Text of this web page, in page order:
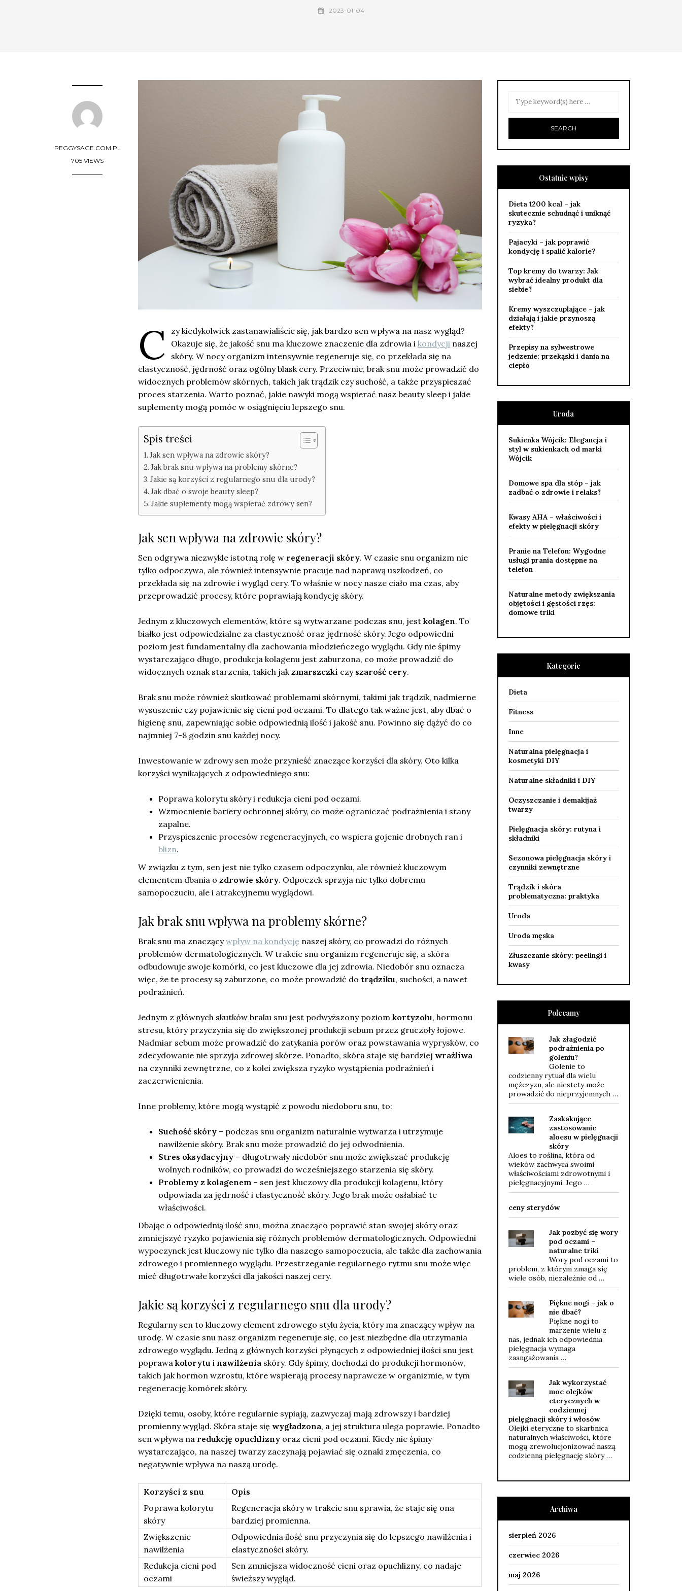
2023-01-04
PEGGYSAGE.COM.PL
705 VIEWS
C
zy kiedykolwiek zastanawialiście się, jak bardzo sen wpływa na nasz wygląd?
Okazuje się, że jakość snu ma kluczowe znaczenie dla zdrowia i kondycji naszej
skóry. W nocy organizm intensywnie regeneruje się, co przekłada się na
elastyczność, jędrność oraz ogólny blask cery. Przeciwnie, brak snu może prowadzić do
widocznych problemów skórnych, takich jak trądzik czy suchość, a także przyspieszać
proces starzenia. Warto poznać, jakie nawyki mogą wspierać nasz beauty sleep i jakie
suplementy mogą pomóc w osiągnięciu lepszego snu.
Spis treści
Jak sen wpływa na zdrowie skóry?
Jak brak snu wpływa na problemy skórne?
Jakie są korzyści z regularnego snu dla urody?
Jak dbać o swoje beauty sleep?
Jakie suplementy mogą wspierać zdrowy sen?
Jak sen wpływa na zdrowie skóry?
Sen odgrywa niezwykle istotną rolę w regeneracji skóry. W czasie snu organizm nie
tylko odpoczywa, ale również intensywnie pracuje nad naprawą uszkodzeń, co
przekłada się na zdrowie i wygląd cery. To właśnie w nocy nasze ciało ma czas, aby
przeprowadzić procesy, które poprawiają kondycję skóry.
Jednym z kluczowych elementów, które są wytwarzane podczas snu, jest kolagen. To
białko jest odpowiedzialne za elastyczność oraz jędrność skóry. Jego odpowiedni
poziom jest fundamentalny dla zachowania młodzieńczego wyglądu. Gdy nie śpimy
wystarczająco długo, produkcja kolagenu jest zaburzona, co może prowadzić do
widocznych oznak starzenia, takich jak zmarszczki czy szarość cery.
Brak snu może również skutkować problemami skórnymi, takimi jak trądzik, nadmierne
wysuszenie czy pojawienie się cieni pod oczami. To dlatego tak ważne jest, aby dbać o
higienę snu, zapewniając sobie odpowiednią ilość i jakość snu. Powinno się dążyć do co
najmniej 7-8 godzin snu każdej nocy.
Inwestowanie w zdrowy sen może przynieść znaczące korzyści dla skóry. Oto kilka
korzyści wynikających z odpowiedniego snu:
Poprawa kolorytu skóry i redukcja cieni pod oczami.
Wzmocnienie bariery ochronnej skóry, co może ograniczać podrażnienia i stany
zapalne.
Przyspieszenie procesów regeneracyjnych, co wspiera gojenie drobnych ran i
blizn.
W związku z tym, sen jest nie tylko czasem odpoczynku, ale również kluczowym
elementem dbania o zdrowie skóry. Odpo­czek sprzyja nie tylko dobremu
samopoczuciu, ale i atrakcyjnemu wyglądowi.
Jak brak snu wpływa na problemy skórne?
Brak snu ma znaczącywpływ na kondycję naszej skóry, co prowadzi do różnych
problemów dermatologicznych. W trakcie snu organizm regeneruje się, a skóra
odbudowuje swoje komórki, co jest kluczowe dla jej zdrowia. Niedobór snu oznacza
więc, że te procesy są zaburzone, co może prowadzić do trądziku, suchości, a nawet
podrażnień.
Jednym z głównych skutków braku snu jest podwyższony poziom kortyzolu, hormonu
stresu, który przyczynia się do zwiększonej produkcji sebum przez gruczoły łojowe.
Nadmiar sebum może prowadzić do zatykania porów oraz powstawania wyprysków, co
zdecydowanie nie sprzyja zdrowej skórze. Ponadto, skóra staje się bardziej wrażliwa
na czynniki zewnętrzne, co z kolei zwiększa ryzyko wystąpienia podrażnień i
zaczerwienienia.
Inne problemy, które mogą wystąpić z powodu niedoboru snu, to:
Suchość skóry – podczas snu organizm naturalnie wytwarza i utrzymuje
nawilżenie skóry. Brak snu może prowadzić do jej odwodnienia.
Stres oksydacyjny – długotrwały niedobór snu może zwiększać produkcję
wolnych rodników, co prowadzi do wcześniejszego starzenia się skóry.
Problemy z kolagenem – sen jest kluczowy dla produkcji kolagenu, który
odpowiada za jędrność i elastyczność skóry. Jego brak może osłabiać te
właściwości.
Dbając o odpowiednią ilość snu, można znacząco poprawić stan swojej skóry oraz
zmniejszyć ryzyko pojawienia się różnych problemów dermatologicznych. Odpowiedni
wypoczynek jest kluczowy nie tylko dla naszego samopoczucia, ale także dla zachowania
zdrowego i promiennego wyglądu. Przestrzeganie regularnego rytmu snu może więc
mieć długotrwałe korzyści dla jakości naszej cery.
Jakie są korzyści z regularnego snu dla urody?
Regularny sen to kluczowy element zdrowego stylu życia, który ma znaczący wpływ na
urodę. W czasie snu nasz organizm regeneruje się, co jest niezbędne dla utrzymania
zdrowego wyglądu. Jedną z głównych korzyści płynących z odpowiedniej ilości snu jest
poprawa kolorytu i nawilżenia skóry. Gdy śpimy, dochodzi do produkcji hormonów,
takich jak hormon wzrostu, które wspierają procesy naprawcze w organizmie, w tym
regenerację komórek skóry.
Dzięki temu, osoby, które regularnie sypiają, zazwyczaj mają zdrowszy i bardziej
promienny wygląd. Skóra staje się wygładzona, a jej struktura ulega poprawie. Ponadto
sen wpływa na redukcję opuchlizny oraz cieni pod oczami. Kiedy nie śpimy
wystarczająco, na naszej twarzy zaczynają pojawiać się oznaki zmęczenia, co
negatywnie wpływa na naszą urodę.
Korzyści z snu
Opis
Poprawa kolorytu
skóry
Regeneracja skóry w trakcie snu sprawia, że staje się ona
bardziej promienna.
Zwiększenie
nawilżenia
Odpowiednia ilość snu przyczynia się do lepszego nawilżenia i
elastyczności skóry.
Redukcja cieni pod
oczami
Sen zmniejsza widoczność cieni oraz opuchlizny, co nadaje
świeższy wygląd.
Ostatnie wpisy
Dieta 1200 kcal – jak
skutecznie schudnąć i uniknąć
ryzyka?
Pajacyki – jak poprawić
kondycję i spalić kalorie?
Top kremy do twarzy: Jak
wybrać idealny produkt dla
siebie?
Kremy wyszczuplające – jak
działają i jakie przynoszą
efekty?
Przepisy na sylwestrowe
jedzenie: przekąski i dania na
ciepło
Uroda
Sukienka Wójcik: Elegancja i
styl w sukienkach od marki
Wójcik
Domowe spa dla stóp – jak
zadbać o zdrowie i relaks?
Kwasy AHA – właściwości i
efekty w pielęgnacji skóry
Pranie na Telefon: Wygodne
usługi prania dostępne na
telefon
Naturalne metody zwiększania
objętości i gęstości rzęs:
domowe triki
Kategorie
Dieta
Fitness
Inne
Naturalna pielęgnacja i
kosmetyki DIY
Naturalne składniki i DIY
Oczyszczanie i demakijaż
twarzy
Pielęgnacja skóry: rutyna i
składniki
Sezonowa pielęgnacja skóry i
czynniki zewnętrzne
Trądzik i skóra
problematyczna: praktyka
Uroda
Uroda męska
Złuszczanie skóry: peelingi i
kwasy
Polecamy
Jak złagodzić
podrażnienia po
goleniu?
Golenie to
codzienny rytuał dla wielu
mężczyzn, ale niestety może
prowadzić do nieprzyjemnych …
Zaskakujące
zastosowanie
aloesu w pielęgnacji
skóry
Aloes to roślina, która od
wieków zachwyca swoimi
właściwościami zdrowotnymi i
pielęgnacyjnymi. Jego …
ceny sterydów
Jak pozbyć się wory
pod oczami –
naturalne triki
Wory pod oczami to
problem, z którym zmaga się
wiele osób, niezależnie od …
Piękne nogi – jak o
nie dbać?
Piękne nogi to
marzenie wielu z
nas, jednak ich odpowiednia
pielęgnacja wymaga
zaangażowania …
Jak wykorzystać
moc olejków
eterycznych w
codziennej
pielęgnacji skóry i włosów
Olejki eteryczne to skarbnica
naturalnych właściwości, które
mogą zrewolucjonizować naszą
codzienną pielęgnację skóry …
Archiwa
sierpień 2026
czerwiec 2026
maj 2026